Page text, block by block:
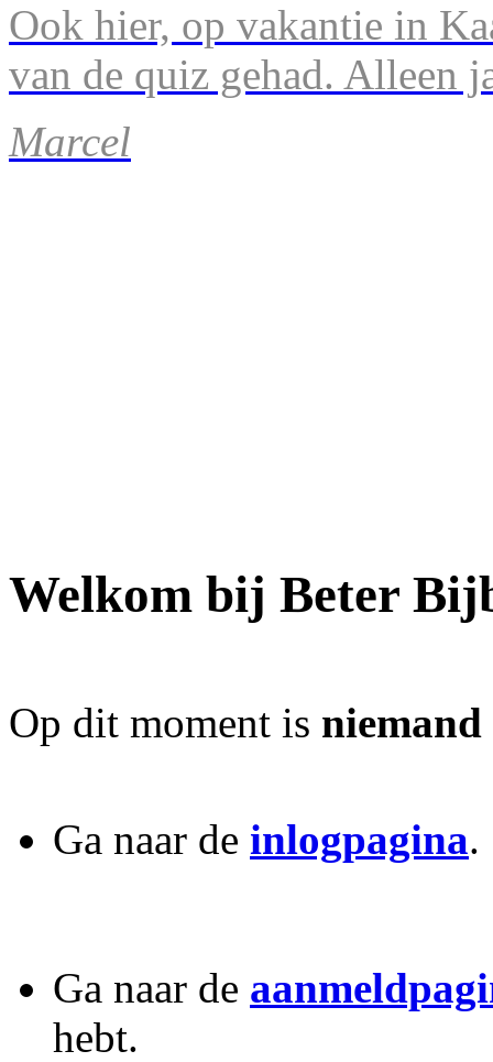
Ook hier, op vakantie in
van de quiz gehad. Alleen
Marcel
Welkom bij Beter
Op dit moment is niemand
Ga naar de inlogpagina.
Ga naar de
hebt.